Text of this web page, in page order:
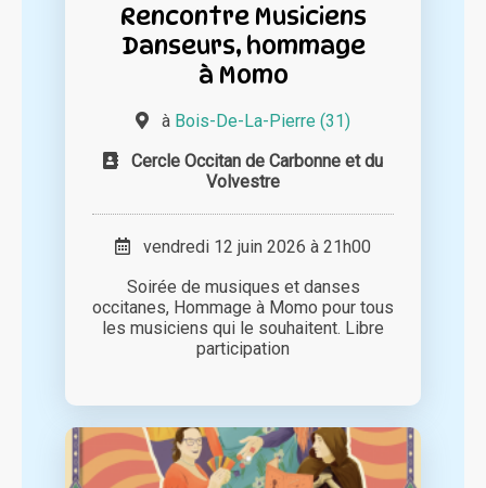
Rencontre Musiciens
Danseurs, hommage
à Momo
à Bois-De-La-Pierre (31)
Cercle Occitan de Carbonne et du
Volvestre
vendredi 12 juin 2026 à 21h00
Soirée de musiques et danses
occitanes, Hommage à Momo pour tous
les musiciens qui le souhaitent. Libre
participation